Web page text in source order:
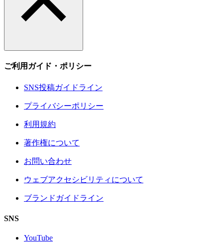
ご利用ガイド・ポリシー
SNS投稿ガイドライン
プライバシーポリシー
利用規約
著作権について
お問い合わせ
ウェブアクセシビリティについて
ブランドガイドライン
SNS
YouTube